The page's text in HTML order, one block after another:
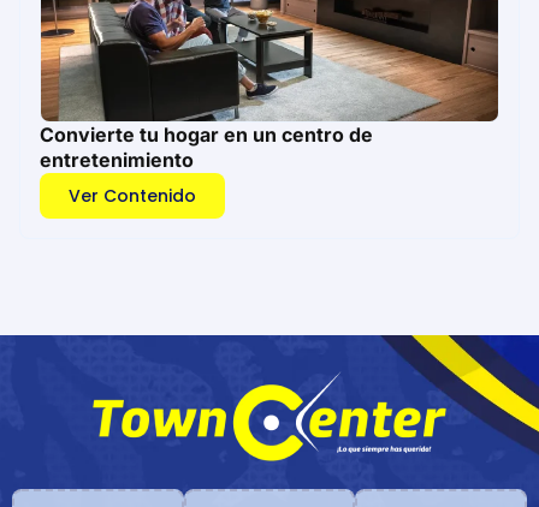
Convierte tu hogar en un centro de
entretenimiento
Ver Contenido